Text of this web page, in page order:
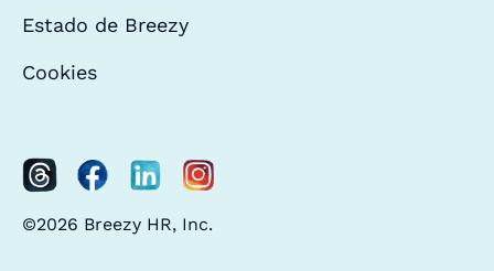
Estado de Breezy
Cookies
©2026 Breezy HR, Inc.